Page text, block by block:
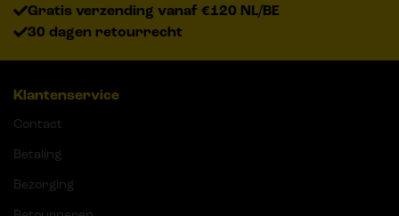
Gratis verzending vanaf €120 NL/BE
30 dagen retourrecht
Klantenservice
Contact
Betaling
Bezorging